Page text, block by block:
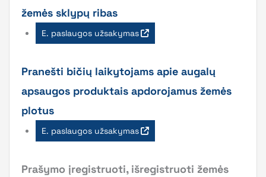
žemės sklypų ribas
E. paslaugos užsakymas
Pranešti bičių laikytojams apie augalų
apsaugos produktais apdorojamus žemės
plotus
E. paslaugos užsakymas
Prašymo įregistruoti, išregistruoti žemės